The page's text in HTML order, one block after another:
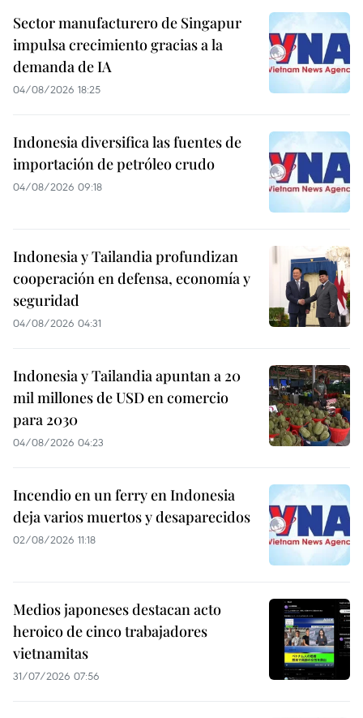
Sector manufacturero de Singapur
impulsa crecimiento gracias a la
demanda de IA
04/08/2026 18:25
Indonesia diversifica las fuentes de
importación de petróleo crudo
04/08/2026 09:18
Indonesia y Tailandia profundizan
cooperación en defensa, economía y
seguridad
04/08/2026 04:31
Indonesia y Tailandia apuntan a 20
mil millones de USD en comercio
para 2030
04/08/2026 04:23
Incendio en un ferry en Indonesia
deja varios muertos y desaparecidos
02/08/2026 11:18
Medios japoneses destacan acto
heroico de cinco trabajadores
vietnamitas
31/07/2026 07:56